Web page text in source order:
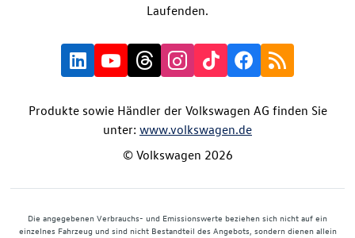
Laufenden.
Produkte sowie Händler der Volkswagen AG finden Sie
unter: www.volkswagen.de
© Volkswagen 2026
Die angegebenen Verbrauchs- und Emissionswerte beziehen sich nicht auf ein
einzelnes Fahrzeug und sind nicht Bestandteil des Angebots, sondern dienen allein